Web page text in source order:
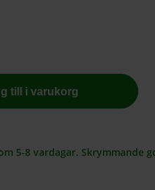
till i varukorg
5-8 vardagar. Skrymmande